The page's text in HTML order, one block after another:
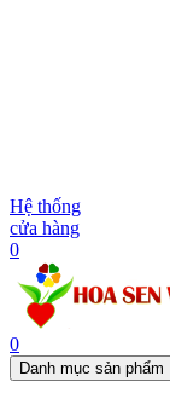
Hệ thống
cửa hàng
0
0
Danh mục sản phẩm